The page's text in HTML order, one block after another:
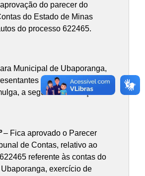
do parecer do
do Estado de Minas
do processo 622465.
Municipal de Ubaporanga,
aprovou, e a Mesa
a seguinte Resolução:
– Fica aprovado o Parecer
de Contas, relativo ao
referente às contas do
exercício de